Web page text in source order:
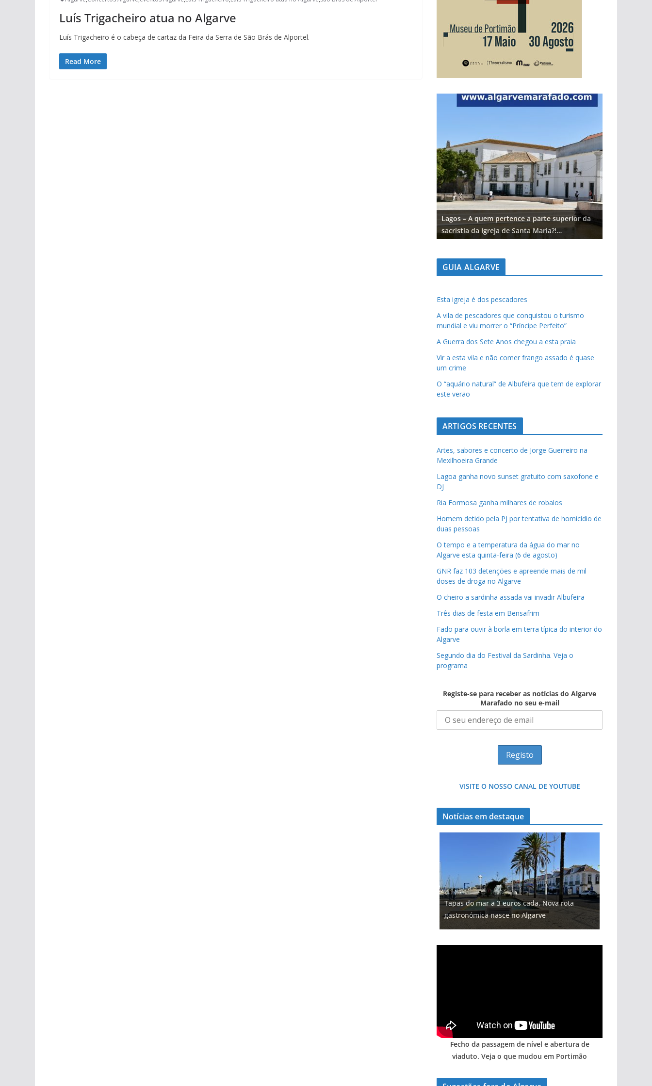
Luís Trigacheiro atua no Algarve
Luís Trigacheiro é o cabeça de cartaz da Feira da Serra de São Brás de Alportel.
Read More
Lagos – A quem pertence a parte superior da
sacristia da Igreja de Santa Maria?!…
GUIA ALGARVE
Esta igreja é dos pescadores
A vila de pescadores que conquistou o turismo
mundial e viu morrer o “Príncipe Perfeito”
A Guerra dos Sete Anos chegou a esta praia
Vir a esta vila e não comer frango assado é quase
um crime
O “aquário natural” de Albufeira que tem de explorar
este verão
ARTIGOS RECENTES
Artes, sabores e concerto de Jorge Guerreiro na
Mexilhoeira Grande
Lagoa ganha novo sunset gratuito com saxofone e
DJ
Ria Formosa ganha milhares de robalos
Homem detido pela PJ por tentativa de homicídio de
duas pessoas
O tempo e a temperatura da água do mar no
Algarve esta quinta-feira (6 de agosto)
GNR faz 103 detenções e apreende mais de mil
doses de droga no Algarve
O cheiro a sardinha assada vai invadir Albufeira
Três dias de festa em Bensafrim
Fado para ouvir à borla em terra típica do interior do
Algarve
Segundo dia do Festival da Sardinha. Veja o
programa
Registe-se para receber as notícias do Algarve
Marafado no seu e-mail
VISITE O NOSSO CANAL DE YOUTUBE
Notícias em destaque
Tapas do mar a 3 euros cada. Nova rota
gastronómica nasce no Algarve
Projeto milionário: investimento de 108
milhões de euros na construção de dois
hotéis (com vídeo)
Milagre da água. Fontes emblemáticas do
Algarve voltam a ter vida (com vídeo)
Foto do dia: uma cidade algarvia que cresceu
entre redes e fábricas
Tempestades roubam areia de praias e põem
arribas em risco no Algarve (com vídeo)
Fecho da passagem de nível e abertura de
viaduto. Veja o que mudou em Portimão